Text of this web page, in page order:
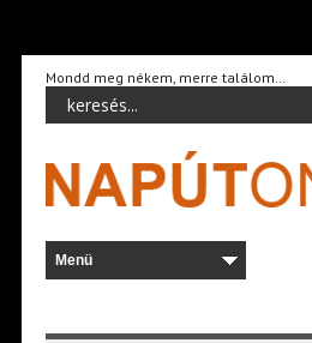
Mondd meg nékem, merre találom…